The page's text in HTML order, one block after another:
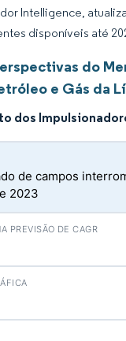
Intelligence,
disponíveis até
do
e Gás da
dos
de campos
2023